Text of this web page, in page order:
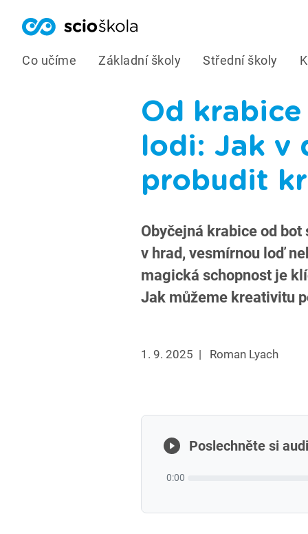
Co učíme Základní školy Střední školy
Od
lodi: Jak v
probudit
Obyčejná krabice od
v hrad, vesmírnou loď
magická schopnost je
Jak můžeme kreativitu
1. 9. 2025 | Roman Lyach
Poslechněte si
0:00